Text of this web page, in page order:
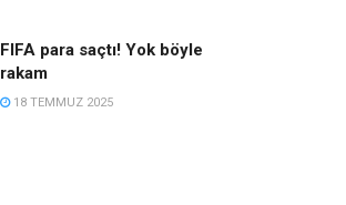
FIFA para saçtı! Yok böyle
rakam
18 TEMMUZ 2025